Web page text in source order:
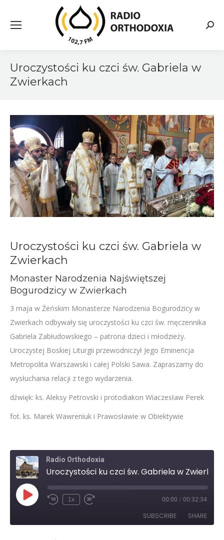
Uroczystości ku czci św. Gabriela w
Zwierkach
Uroczystości ku czci św. Gabriela w
Zwierkach
Monaster Narodzenia Najświętszej
Bogurodzicy w Zwierkach
3 maja w Żeńskim Monasterze Narodzenia Bogurodzicy w
Zwierkach odbywały się uroczystości ku czci św. męczennika
Gabriela Zabłudowskiego – patrona dzieci i młodzieży.
Uroczystej Boskiej Liturgii przewodniczył Jego Eminencja
Metropolita Warszawski i całej Polski Sawa. Zapraszamy do
wysłuchania relacji z tego wydarzenia.
dźwięk: ks. Aleksy Petrovski i protodiakon Wiaczesław Perek
fot. ks. Marek Wawreniuk i Prawosławie w Obiektywie
Radio Orthodoxia
Play
EpisodeRewind
1x
Fast
seconds
00:00 / 00:32:34
SUBSCRIBE SHARE